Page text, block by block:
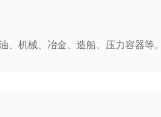
、机械、冶金、造船、压力容器等。